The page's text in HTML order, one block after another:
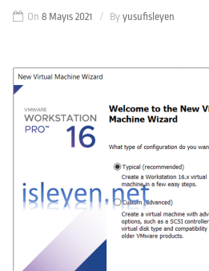
On 8 Mayıs 2021 By yusufisleyen